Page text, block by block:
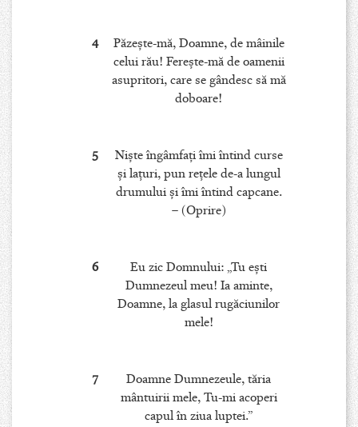
4
Păzeşte-mă, Doamne, de mâinile
celui rău! Fereşte-mă de oamenii
asupritori, care se gândesc să mă
doboare!
5
Nişte îngâmfaţi îmi întind curse
şi laţuri, pun reţele de-a lungul
drumului şi îmi întind capcane.
– (Oprire)
6
Eu zic Domnului: „Tu eşti
Dumnezeul meu! Ia aminte,
Doamne, la glasul rugăciunilor
mele!
7
Doamne Dumnezeule, tăria
mântuirii mele, Tu-mi acoperi
capul în ziua luptei.”